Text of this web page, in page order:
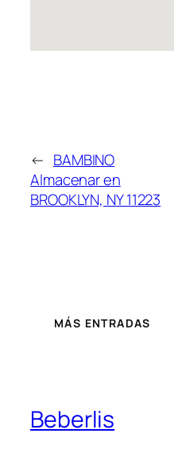
← BAMBINO
Almacenar en
BROOKLYN, NY 11223
MÁS ENTRADAS
Beberlis